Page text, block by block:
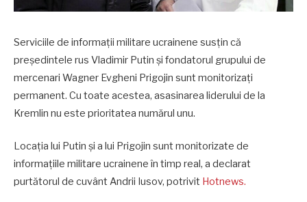
Serviciile de informații militare ucrainene susțin că
președintele rus Vladimir Putin și fondatorul grupului de
mercenari Wagner Evgheni Prigojin sunt monitorizați
permanent. Cu toate acestea, asasinarea liderului de la
Kremlin nu este prioritatea numărul unu.
Locația lui Putin și a lui Prigojin sunt monitorizate de
informațiile militare ucrainene în timp real, a declarat
purtătorul de cuvânt Andrii Iusov, potrivit Hotnews.